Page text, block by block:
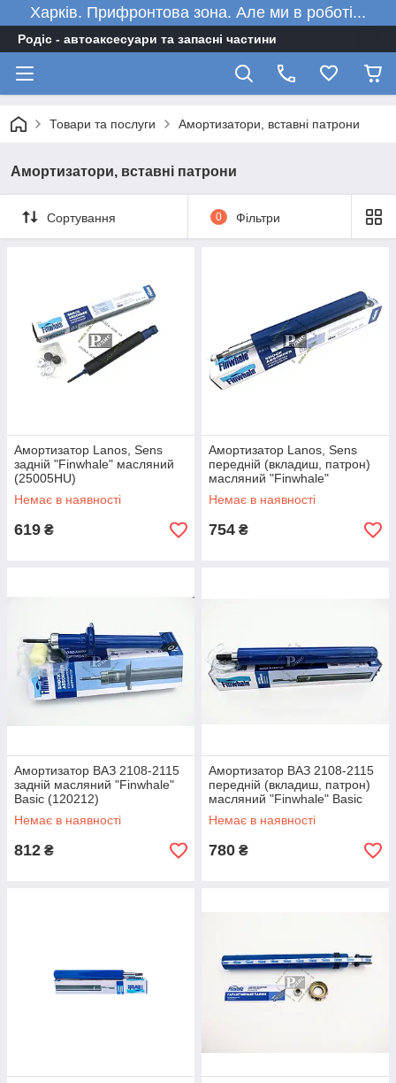
Харків. Прифронтова зона. Але ми в роботі...
Родіс - автоаксесуари та запасні частини
Товари та послуги Амортизатори, вставні патрони
Амортизатори, вставні патрони
Сортування 0 Фільтри
Амортизатор Lanos, Sens
задній "Finwhale" масляний
(25005HU)
Немає в наявності
619 ₴
Амортизатор Lanos, Sens
передній (вкладиш, патрон)
масляний "Finwhale"
(14049HU)
Немає в наявності
754 ₴
Амортизатор ВАЗ 2108-2115
задній масляний "Finwhale"
Basic (120212)
Немає в наявності
812 ₴
Амортизатор ВАЗ 2108-2115
передній (вкладиш, патрон)
масляний "Finwhale" Basic
(120211)
Немає в наявності
780 ₴